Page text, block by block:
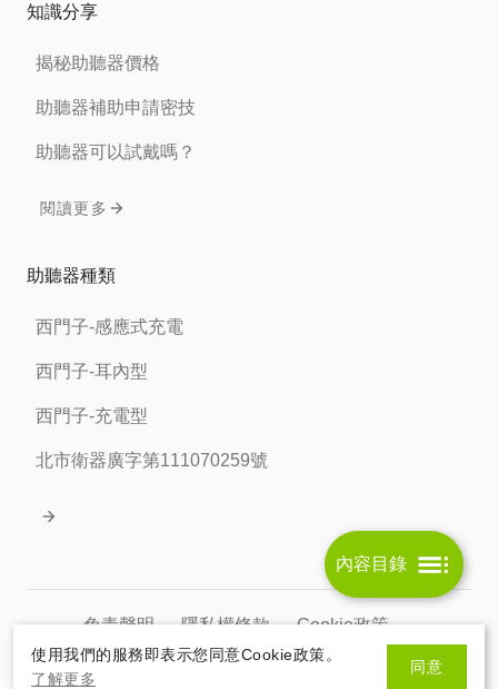
知識分享
揭秘助聽器價格
助聽器補助申請密技
助聽器可以試戴嗎？
閱讀更多
助聽器種類
西門子-感應式充電
西門子-耳內型
西門子-充電型
北市衛器廣字第111070259號
免責聲明 隱私權條款 Cookie政策
內容目錄
使用我們的服務即表示您同意Cookie政策。
了解更多
同意